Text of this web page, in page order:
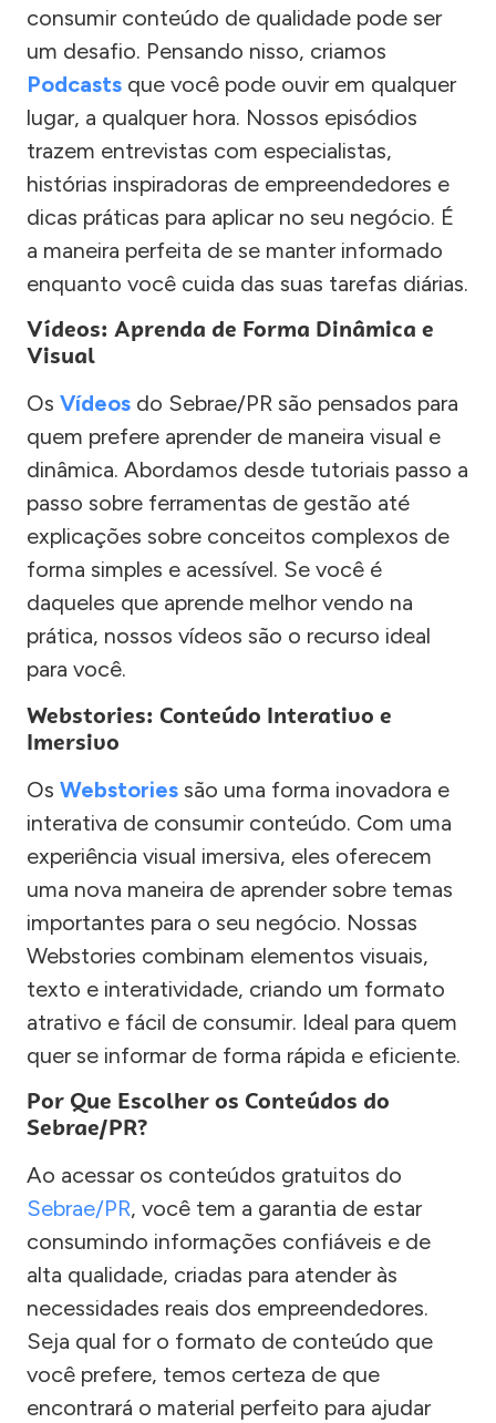
consumir conteúdo de qualidade pode ser
um desafio. Pensando nisso, criamos
Podcasts que você pode ouvir em qualquer
lugar, a qualquer hora. Nossos episódios
trazem entrevistas com especialistas,
histórias inspiradoras de empreendedores e
dicas práticas para aplicar no seu negócio. É
a maneira perfeita de se manter informado
enquanto você cuida das suas tarefas diárias.
Vídeos: Aprenda de Forma Dinâmica e
Visual
Os Vídeos do Sebrae/PR são pensados para
quem prefere aprender de maneira visual e
dinâmica. Abordamos desde tutoriais passo a
passo sobre ferramentas de gestão até
explicações sobre conceitos complexos de
forma simples e acessível. Se você é
daqueles que aprende melhor vendo na
prática, nossos vídeos são o recurso ideal
para você.
Webstories: Conteúdo Interativo e
Imersivo
Os Webstories são uma forma inovadora e
interativa de consumir conteúdo. Com uma
experiência visual imersiva, eles oferecem
uma nova maneira de aprender sobre temas
importantes para o seu negócio. Nossas
Webstories combinam elementos visuais,
texto e interatividade, criando um formato
atrativo e fácil de consumir. Ideal para quem
quer se informar de forma rápida e eficiente.
Por Que Escolher os Conteúdos do
Sebrae/PR?
Ao acessar os conteúdos gratuitos do
Sebrae/PR, você tem a garantia de estar
consumindo informações confiáveis e de
alta qualidade, criadas para atender às
necessidades reais dos empreendedores.
Seja qual for o formato de conteúdo que
você prefere, temos certeza de que
encontrará o material perfeito para ajudar